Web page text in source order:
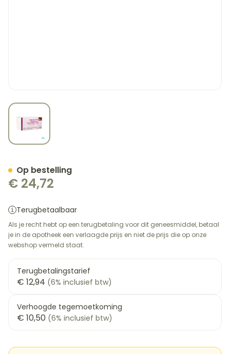
View larger image
€ 24,72
Terugbetaalbaar
Als je recht hebt op een terugbetaling voor dit geneesmiddel, betaal
je in de apotheek een verlaagde prijs en niet de prijs die op onze
webshop vermeld staat.
Terugbetalingstarief
€ 12,94 (6% inclusief btw)
Verhoogde tegemoetkoming
€ 10,50 (6% inclusief btw)
Op bestelling